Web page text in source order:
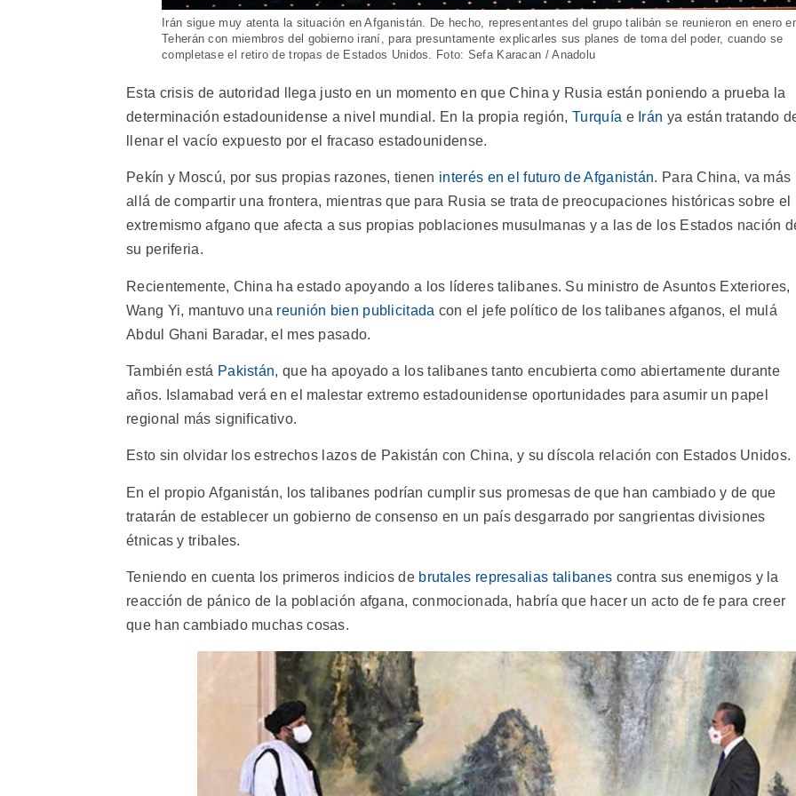
Irán sigue muy atenta la situación en Afganistán. De hecho, representantes del grupo talibán se reunieron en enero
Teherán con miembros del gobierno iraní, para presuntamente explicarles sus planes de toma del poder, cuando se
completase el retiro de tropas de Estados Unidos. Foto: Sefa Karacan / Anadolu
Esta crisis de autoridad llega justo en un momento en que China y Rusia están poniendo a prueba la
determinación estadounidense a nivel mundial. En la propia región,Turquía e Irán ya están tratando
llenar el vacío expuesto por el fracaso estadounidense.
Pekín y Moscú, por sus propias razones, tienen interés en el futuro de Afganistán. Para China, va más
allá de compartir una frontera, mientras que para Rusia se trata de preocupaciones históricas sobre el
extremismo afgano que afecta a sus propias poblaciones musulmanas y a las de los Estados nación
su periferia.
Recientemente, China ha estado apoyando a los líderes talibanes. Su ministro de Asuntos Exteriores,
Wang Yi, mantuvo una reunión bien publicitada con el jefe político de los talibanes afganos, el mulá
Abdul Ghani Baradar, el mes pasado.
También está Pakistán, que ha apoyado a los talibanes tanto encubierta como abiertamente durante
años. Islamabad verá en el malestar extremo estadounidense oportunidades para asumir un papel
regional más significativo.
Esto sin olvidar los estrechos lazos de Pakistán con China, y su díscola relación con Estados Unidos.
En el propio Afganistán, los talibanes podrían cumplir sus promesas de que han cambiado y de que
tratarán de establecer un gobierno de consenso en un país desgarrado por sangrientas divisiones
étnicas y tribales.
Teniendo en cuenta los primeros indicios de brutales represalias talibanes contra sus enemigos y la
reacción de pánico de la población afgana, conmocionada, habría que hacer un acto de fe para creer
que han cambiado muchas cosas.